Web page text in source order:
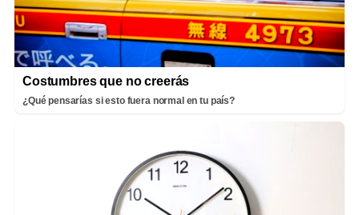
Costumbres que no creerás
¿Qué pensarías si esto fuera normal en tu país?